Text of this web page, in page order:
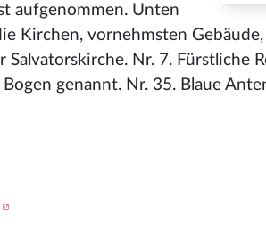
aufgenommen. Unten
Kirchen, vornehmsten Gebäude,
Salvatorskirche. Nr. 7. Fürstliche
genannt. Nr. 35. Blaue